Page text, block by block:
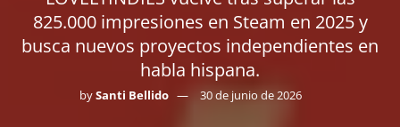
825.000 impresiones en Steam en 2025 y
busca nuevos proyectos independientes en
habla hispana.
bySanti Bellido 30 de junio de 2026